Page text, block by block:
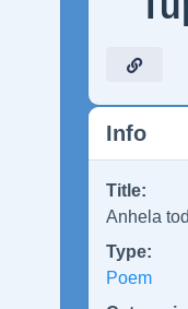
Info
Title:
Anhela
Type:
Poem